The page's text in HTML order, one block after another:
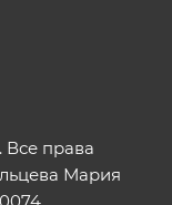
права
Мария